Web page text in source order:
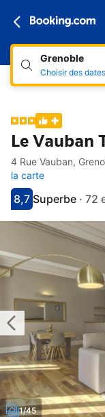
Grenoble
Choisir des dates
Le Vauban
Accès rapides
Aller à la description
Aller aux
Aller aux
Aller aux conditions
4 Rue Vauban,
la carte
Avec une note de 8.7
8,7
superbeSuperbe · 72
1/45